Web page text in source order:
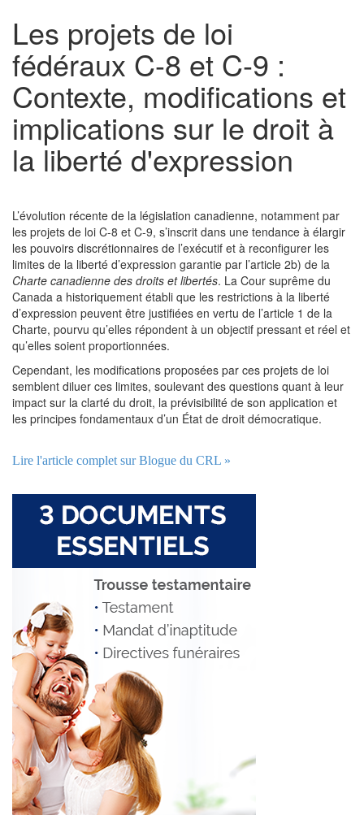
Les projets de loi
fédéraux C-8 et C-9 :
Contexte, modifications et
implications sur le droit à
la liberté d'expression
L’évolution récente de la législation canadienne, notamment par
les projets de loi C-8 et C-9, s’inscrit dans une tendance à élargir
les pouvoirs discrétionnaires de l’exécutif et à reconfigurer les
limites de la liberté d’expression garantie par l’article 2b) de la
Charte canadienne des droits et libertés. La Cour suprême du
Canada a historiquement établi que les restrictions à la liberté
d’expression peuvent être justifiées en vertu de l’article 1 de la
Charte, pourvu qu’elles répondent à un objectif pressant et réel et
qu’elles soient proportionnées.
Cependant, les modifications proposées par ces projets de loi
semblent diluer ces limites, soulevant des questions quant à leur
impact sur la clarté du droit, la prévisibilité de son application et
les principes fondamentaux d’un État de droit démocratique.
Lire l'article complet sur Blogue du CRL »